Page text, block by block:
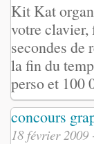
Kit Kat
votre clavier,
secondes de
la fin du
perso et 100
concours
18 février 2009